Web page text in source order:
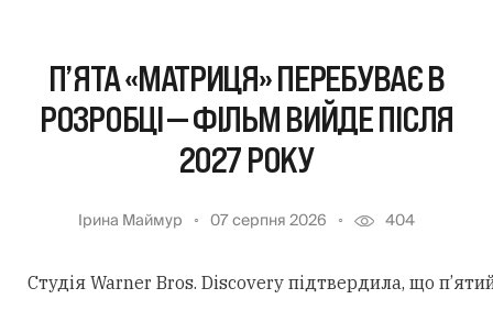
П’ЯТА «МАТРИЦЯ» ПЕРЕБУВАЄ В
РОЗРОБЦІ — ФІЛЬМ ВИЙДЕ ПІСЛЯ
2027 РОКУ
Ірина Маймур 07 серпня 2026 404
Студія Warner Bros. Discovery підтвердила, що